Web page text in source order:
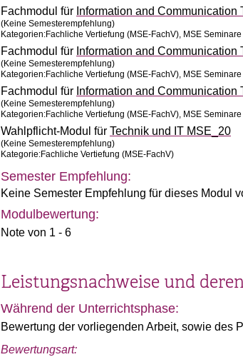
Fachmodul für Information and
(Keine Semesterempfehlung)
Kategorien:Fachliche Vertiefung (MSE-FachV), MSE
Fachmodul für Information and
(Keine Semesterempfehlung)
Kategorien:Fachliche Vertiefung (MSE-FachV), MSE
Fachmodul für Information and
(Keine Semesterempfehlung)
Kategorien:Fachliche Vertiefung (MSE-FachV), MSE
Wahlpflicht-Modul für Technik und IT MSE_20
(Keine Semesterempfehlung)
Kategorie:Fachliche Vertiefung (MSE-FachV)
Semester Empfehlung:
Keine Semester Empfehlung für dieses Modul
Modulbewertung:
Note von 1 - 6
Leistungsnachweise und
Während der Unterrichtsphase:
Bewertung der vorliegenden Arbeit, sowie des
Bewertungsart: